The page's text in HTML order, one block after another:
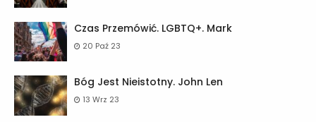
Czas Przemówić. LGBTQ+. Mark
20 Paź 23
Bóg Jest Nieistotny. John Len
13 Wrz 23